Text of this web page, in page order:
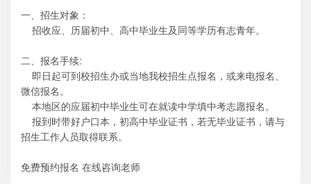
一、招生对象：
招收应、历届初中、高中毕业生及同等学历有志青年。
二、报名手续:
即日起可到校招生办或当地我校招生点报名，或来电报名、
微信报名。
本地区的应届初中毕业生可在就读中学填中考志愿报名。
报到时带好户口本，初高中毕业证书，若无毕业证书，请与
招生工作人员取得联系。
免费预约报名 在线咨询老师